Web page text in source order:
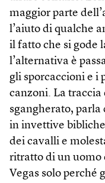
maggior parte
l’aiuto di qualche
il fatto che si gode
l’alternativa è
gli sporcaccioni e i
canzoni. La
sgangherato, parla
in invettive
dei cavalli e
ritratto di un uomo
Vegas solo perché